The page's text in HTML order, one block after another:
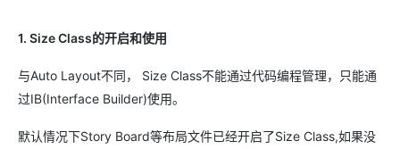
1. Size Class的开启和使用
与Auto Layout不同， Size Class不能通过代码编程管理，只能通
过IB(Interface Builder)使用。
默认情况下Story Board等布局文件已经开启了Size Class,如果没